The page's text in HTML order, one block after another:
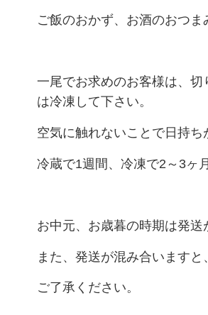
ご飯のおかず、お酒のおつま
一尾でお求めのお客様は、切
は冷凍して下さい。
空気に触れないことで日持ち
冷蔵で1週間、冷凍で2～3ヶ
お中元、お歳暮の時期は発送
また、発送が混み合いますと
ご了承ください。